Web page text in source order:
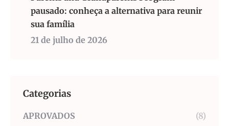
pausado: conheça a alternativa para reunir
sua família
21 de julho de 2026
Categorias
APROVADOS
(8)